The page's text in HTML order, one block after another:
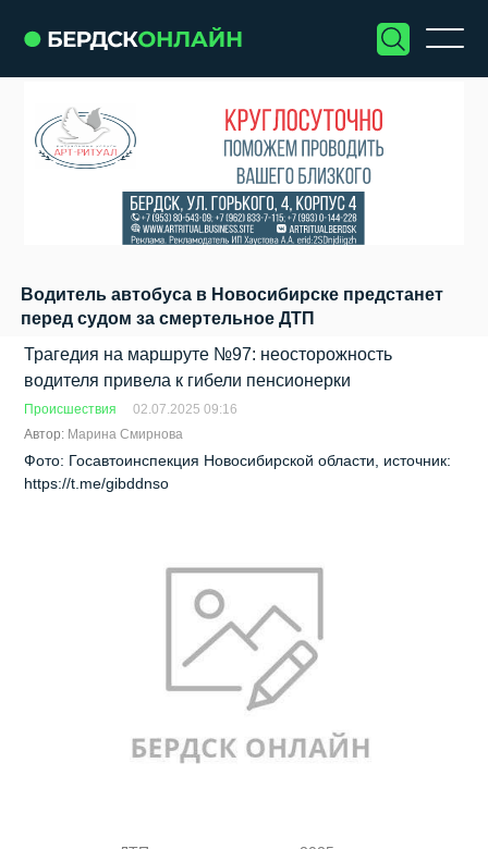
Водитель автобуса в Новосибирске предстанет
перед судом за смертельное ДТП
Трагедия на маршруте №97: неосторожность
водителя привела к гибели пенсионерки
Происшествия
02.07.2025 09:16
Автор: Марина Смирнова
Фото: Госавтоинспекция Новосибирской области, источник:
https://t.me/gibddnso